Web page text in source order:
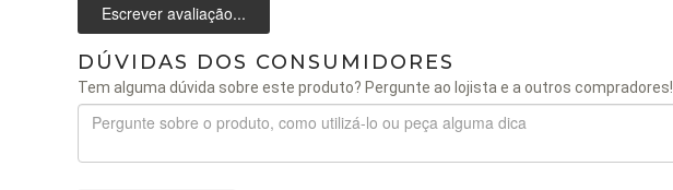
Escrever avaliação...
DÚVIDAS DOS CONSUMIDORES
Tem alguma dúvida sobre este produto? Pergunte ao lojista e a outros compradores!